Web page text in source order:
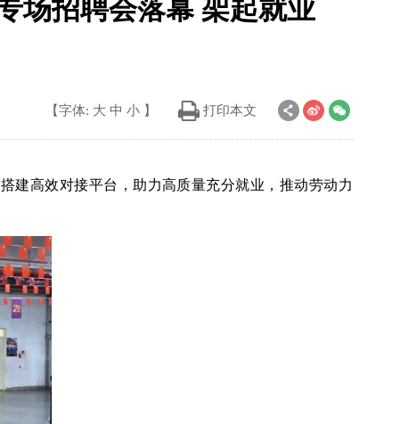
场招聘会落幕 架起就业
【字体: 大 中 小 】 打印本文
建高效对接平台，助力高质量充分就业，推动劳动力